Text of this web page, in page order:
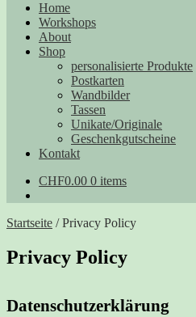
Home
Workshops
About
Shop
personalisierte Produkte
Postkarten
Wandbilder
Tassen
Unikate/Originale
Geschenkgutscheine
Kontakt
CHF0.00 0 items
Startseite /Privacy Policy
Privacy Policy
Datenschutzerklärung